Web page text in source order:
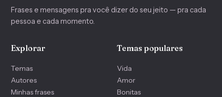
Frases e mensagens pra você dizer do seu jeito — pra cada
pessoa e cada momento.
Explorar
Temas
Autores
Minhas frases
Temas populares
Vida
Amor
Bonitas